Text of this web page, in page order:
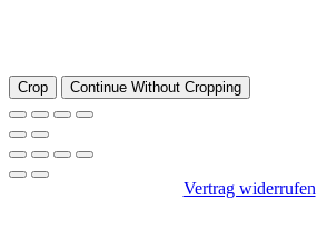
Crop Continue Without Cropping
Vertrag widerrufen